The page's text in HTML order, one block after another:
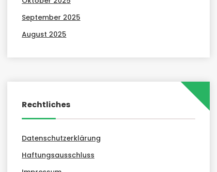
September 2025
August 2025
Rechtliches
Datenschutzerklärung
Haftungsausschluss